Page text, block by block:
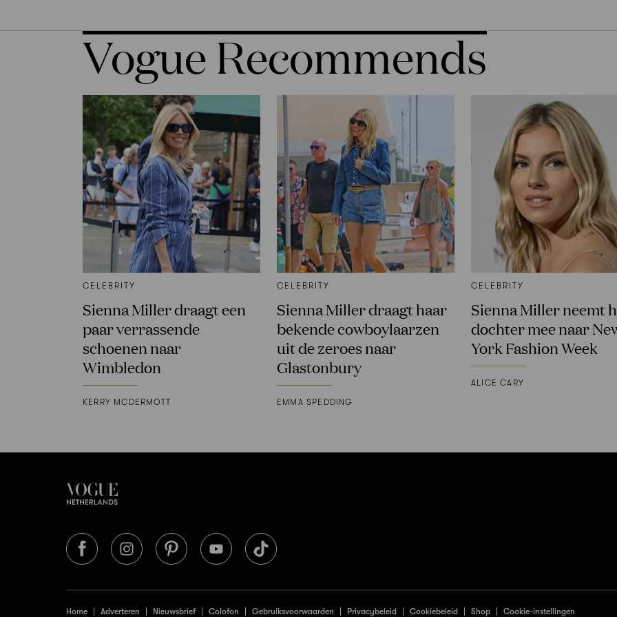
Vogue Recommends
CELEBRITY
Sienna Miller draagt een
paar verrassende
schoenen naar
Wimbledon
KERRY MCDERMOTT
CELEBRITY
Sienna Miller draagt haar
bekende cowboylaarzen
uit de zeroes naar
Glastonbury
EMMA SPEDDING
CELEBRITY
Sienna Miller neemt
dochter mee naar
York Fashion Week
ALICE CARY
Home Adverteren Nieuwsbrief Colofon Gebruiksvoorwaarden Privacybeleid Cookiebeleid Shop Cookie-instellingen